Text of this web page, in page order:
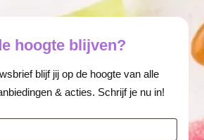
hoogte blijven?
blijf jij op de hoogte van alle
& acties. Schrijf je nu in!